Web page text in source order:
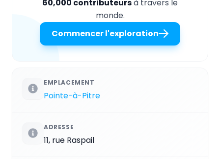
60,000 contributeursà travers le
monde.
Commencer l'exploration
EMPLACEMENT
Pointe-à-Pitre
ADRESSE
11, rue Raspail